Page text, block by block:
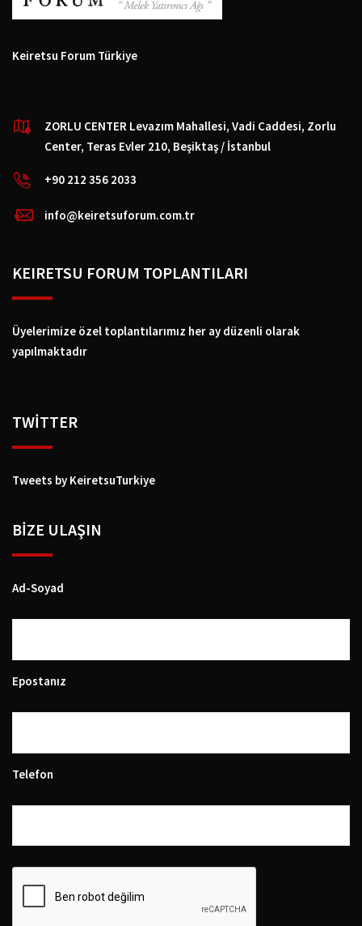
Keiretsu Forum Türkiye
ZORLU CENTER Levazım Mahallesi, Vadi Caddesi, Zorlu
Center, Teras Evler 210, Beşiktaş / İstanbul
+90 212 356 2033
info@keiretsuforum.com.tr
KEIRETSU FORUM TOPLANTILARI
Üyelerimize özel toplantılarımız her ay düzenli olarak
yapılmaktadır
TWİTTER
Tweets by KeiretsuTurkiye
BIZE ULAŞIN
Ad-Soyad
Epostanız
Telefon